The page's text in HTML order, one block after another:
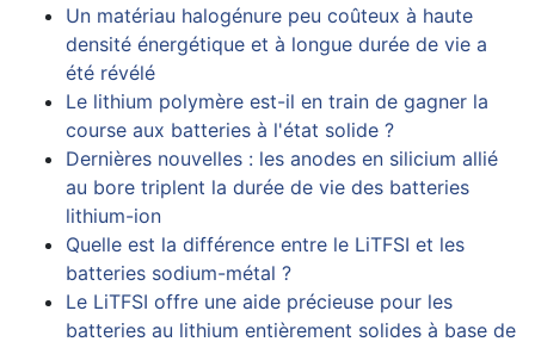
Un matériau halogénure peu coûteux à haute
densité énergétique et à longue durée de vie a
été révélé
Le lithium polymère est-il en train de gagner la
course aux batteries à l'état solide ?
Dernières nouvelles : les anodes en silicium allié
au bore triplent la durée de vie des batteries
lithium-ion
Quelle est la différence entre le LiTFSI et les
batteries sodium-métal ?
Le LiTFSI offre une aide précieuse pour les
batteries au lithium entièrement solides à base de